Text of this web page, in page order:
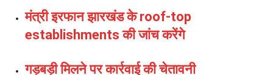
मंत्री इरफान झारखंड के roof-top
establishments की जांच करेंगे
गड़बड़ी मिलने पर कार्रवाई की चेतावनी